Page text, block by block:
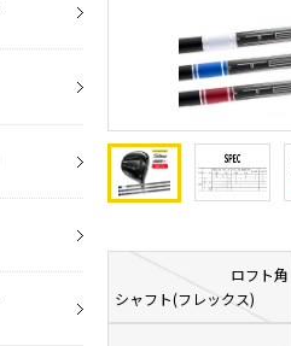
シャフト(フレックス)
ロフト角